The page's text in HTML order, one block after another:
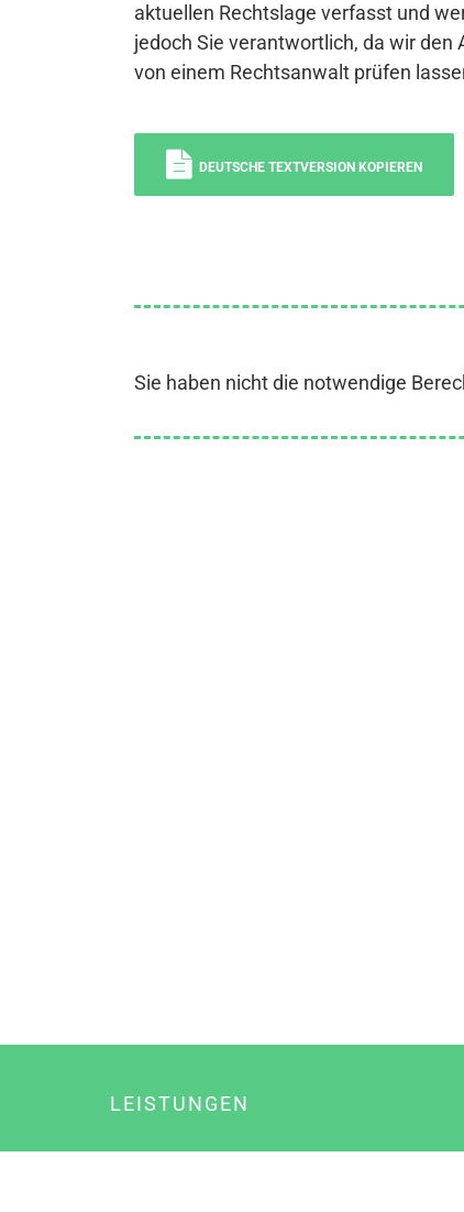
aktuellen Rechtslage verfasst und
jedoch Sie verantwortlich, da wir
von einem Rechtsanwalt prüfen
DEUTSCHE TEXTVERSION KOPIEREN
Sie haben nicht die notwendige
LEISTUNGEN